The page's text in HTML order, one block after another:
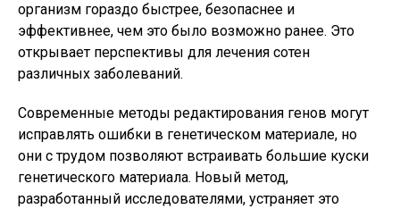
организм гораздо быстрее, безопаснее и
эффективнее, чем это было возможно ранее. Это
открывает перспективы для лечения сотен
различных заболеваний.
Современные методы редактирования генов могут
исправлять ошибки в генетическом материале, но
они с трудом позволяют встраивать большие куски
генетического материала. Новый метод,
разработанный исследователями, устраняет это